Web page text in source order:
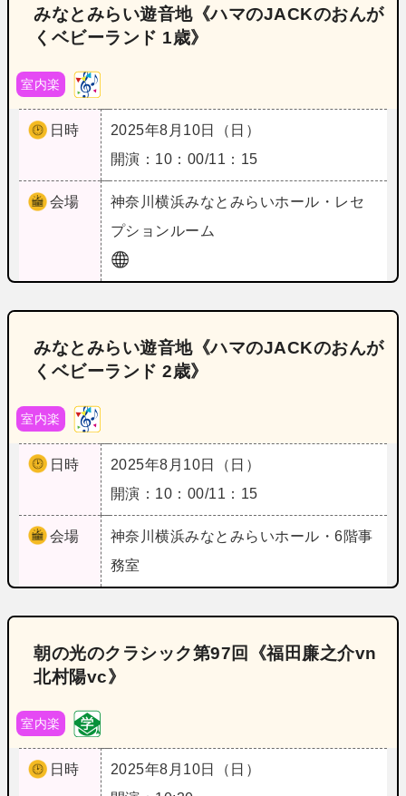
みなとみらい遊音地《ハマのJACKのおんが
くベビーランド 1歳》
室内楽
日時
2025年8月10日（日）
開演：10：00/11：15
会場 神奈川横浜みなとみらいホール・レセ
プションルーム
みなとみらい遊音地《ハマのJACKのおんが
くベビーランド 2歳》
室内楽
日時
2025年8月10日（日）
開演：10：00/11：15
会場 神奈川横浜みなとみらいホール・6階事
務室
朝の光のクラシック第97回《福田廉之介vn
北村陽vc》
室内楽
日時
2025年8月10日（日）